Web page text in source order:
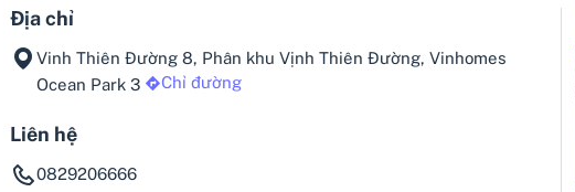
Địa chỉ
Vinh Thiên Đường 8, Phân khu Vịnh Thiên Đường, Vinhomes
Ocean Park 3
Chỉ đường
Liên hệ
0829206666